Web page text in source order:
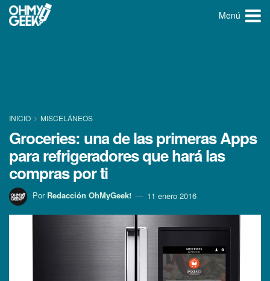
Menú
INICIO MISCELÁNEOS
Groceries: una de las primeras Apps
para refrigeradores que hará las
compras por ti
Por Redacción OhMyGeek! 11 enero 2016